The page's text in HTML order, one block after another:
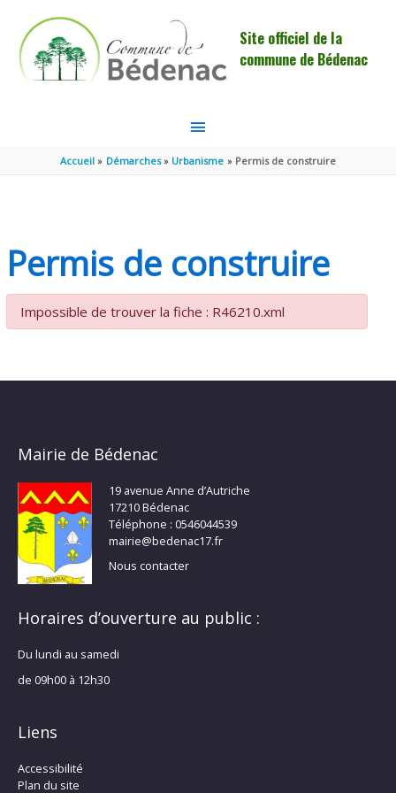
Site officiel de la
commune de Bédenac
MENU
PRINCIPAL
Accueil Démarches Urbanisme Permis de construire
Permis de construire
Impossible de trouver la fiche : R46210.xml
Mairie de Bédenac
19 avenue Anne d’Autriche
17210 Bédenac
Téléphone : 0546044539
mairie@bedenac17.fr
Nous contacter
Horaires d’ouverture au public :
Du lundi au samedi
de 09h00 à 12h30
Liens
Accessibilité
Plan du site